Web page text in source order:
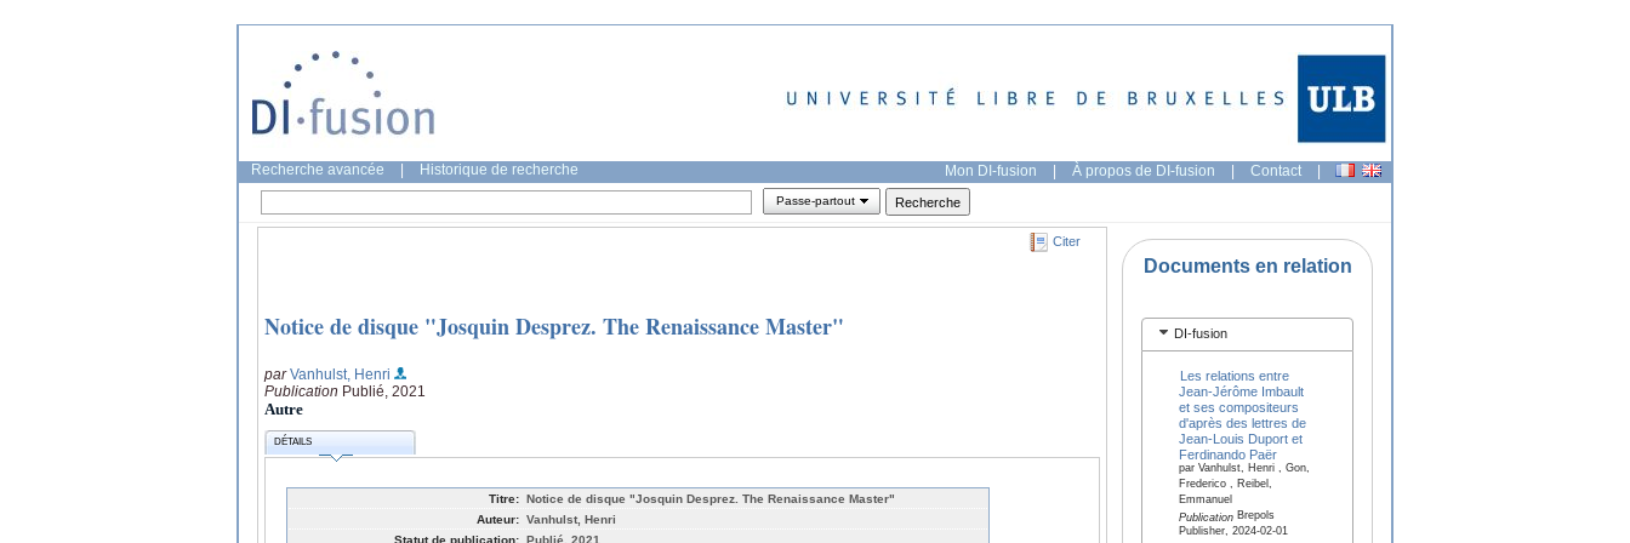
Recherche avancée Historique de recherche Mon DI-fusion | À propos de DI-fusion | Contact |
Passe-partout
Citer
Notice de disque "Josquin Desprez. The Renaissance Master"
parVanhulst, Henri
Publication Publié, 2021
Autre
DÉTAILS
Titre: Notice de disque "Josquin Desprez. The Renaissance Master"
Auteur: Vanhulst, Henri
Statut de publication: Publié, 2021
Documents en relation
DI-fusion
Les relations entre
Jean-Jérôme Imbault
et ses compositeurs
d'après des lettres de
Jean-Louis Duport et
Ferdinando Paër
par Vanhulst, Henri , Gon,
Frederico , Reibel,
Emmanuel
PublicationBrepols
Publisher, 2024-02-01